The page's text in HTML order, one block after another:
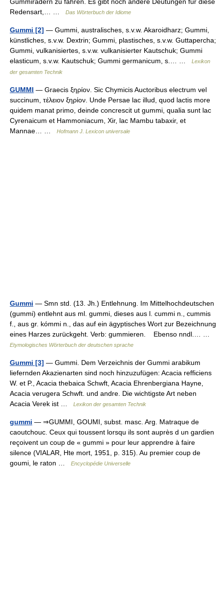
Redensart,… …
Das Wörterbuch der Idiome
Gummi [2] — Gummi, australisches, s.v.w. Akaroidharz; Gummi,
künstliches, s.v.w. Dextrin; Gummi, plastisches, s.v.w. Guttapercha;
Gummi, vulkanisiertes, s.v.w. vulkanisierter Kautschuk; Gummi
elasticum, s.v.w. Kautschuk; Gummi germanicum, s.… …
Lexikon
der gesamten Technik
GUMMI — Graecis ξηρίον. Sic Chymicis Auctoribus electrum vel
succinum, τέλειον ξηρίον. Unde Persae lac illud, quod lactis more
quidem manat primo, deinde concrescit ut gummi, qualia sunt lac
Cyrenaicum et Hammoniacum, Xir, lac Mambu tabaxir, et
Mannae… …
Hofmann J. Lexicon universale
Gummi — Smn std. (13. Jh.) Entlehnung. Im Mittelhochdeutschen
(gummi) entlehnt aus ml. gummi, dieses aus l. cummi n., cummis
f., aus gr. kómmi n., das auf ein ägyptisches Wort zur Bezeichnung
eines Harzes zurückgeht. Verb: gummieren. Ebenso nndl.… …
Etymologisches Wörterbuch der deutschen sprache
Gummi [3] — Gummi. Dem Verzeichnis der Gummi arabikum
liefernden Akazienarten sind noch hinzuzufügen: Acacia refficiens
W. et P., Acacia thebaica Schwft, Acacia Ehrenbergiana Hayne,
Acacia verugera Schwft. und andre. Die wichtigste Art neben
Acacia Verek ist …
Lexikon der gesamten Technik
gummi — ⇒GUMMI, GOUMI, subst. masc. Arg. Matraque de
caoutchouc. Ceux qui toussent lorsqu ils sont auprès d un gardien
reçoivent un coup de « gummi » pour leur apprendre à faire
silence (VIALAR, Hte mort, 1951, p. 315). Au premier coup de
goumi, le raton …
Encyclopédie Universelle